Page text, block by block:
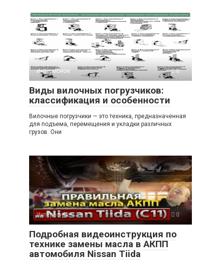
Интересное 0
Виды вилочных погрузчиков:
классификация и особенности
Вилочные погрузчики — это техника, предназначенная
для подъема, перемещения и укладки различных
грузов. Они
Интересное 0
Подробная видеоинструкция по
технике замены масла в АКПП
автомобиля Nissan Tiida